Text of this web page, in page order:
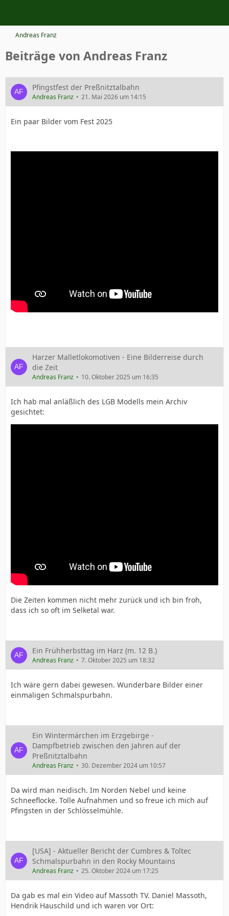
Andreas Franz
Beiträge von Andreas Franz
Pfingstfest der Preßnitztalbahn
Andreas Franz 21. Mai 2026 um 14:15
Ein paar Bilder vom Fest 2025
Harzer Malletlokomotiven - Eine Bilderreise durch
die Zeit
Andreas Franz 10. Oktober 2025 um 16:35
Ich hab mal anläßlich des LGB Modells mein Archiv
gesichtet:
Die Zeiten kommen nicht mehr zurück und ich bin froh,
dass ich so oft im Selketal war.
Ein Frühherbsttag im Harz (m. 12 B.)
Andreas Franz 7. Oktober 2025 um 18:32
Ich wäre gern dabei gewesen. Wunderbare Bilder einer
einmaligen Schmalspurbahn.
Ein Wintermärchen im Erzgebirge -
Dampfbetrieb zwischen den Jahren auf der
Preßnitztalbahn
Andreas Franz 30. Dezember 2024 um 10:57
Da wird man neidisch. Im Norden Nebel und keine
Schneeflocke. Tolle Aufnahmen und so freue ich mich auf
Pfingsten in der Schlösselmühle.
[USA] - Aktueller Bericht der Cumbres & Toltec
Schmalspurbahn in den Rocky Mountains
Andreas Franz 25. Oktober 2024 um 17:25
Da gab es mal ein Video auf Massoth TV. Daniel Massoth,
Hendrik Hauschild und ich waren vor Ort: